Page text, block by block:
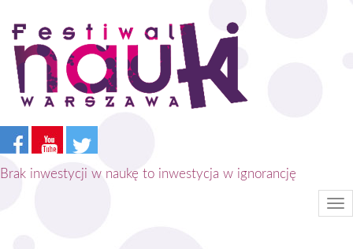
Przejdź
treści
Brak inwestycji w naukę to inwestycja w ignorancję